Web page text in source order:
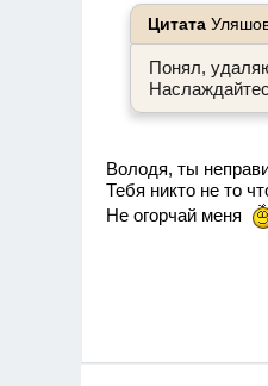
Цитата
Понял,
Володя, ты
Тебя никто не то
Не огорчай меня